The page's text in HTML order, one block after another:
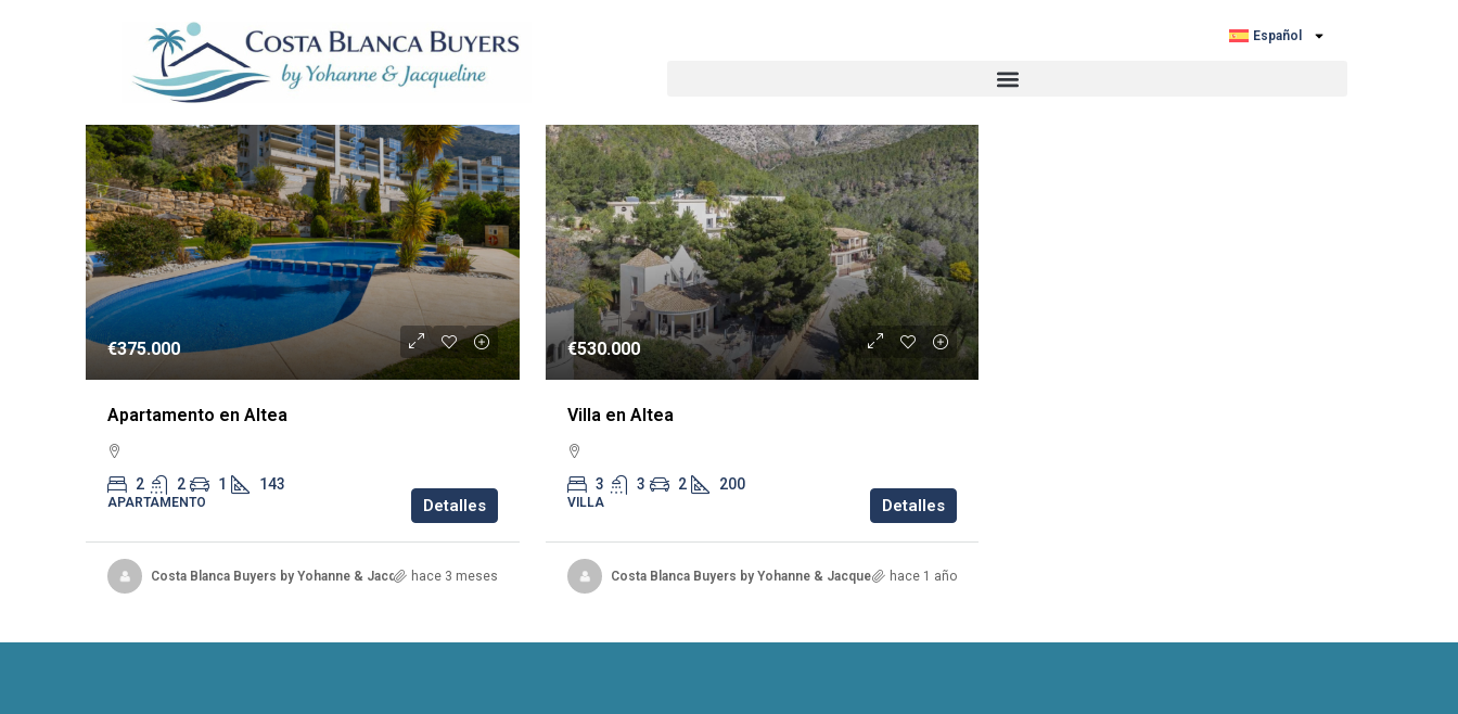
Español
2 Properties
REVENTA
€375.000
Apartamento en Altea
2 2 1 143
APARTAMENTO Detalles
Costa Blanca Buyers by Yohanne & Jacquelinehace 3 meses
€530.000
Villa en Altea
3 3 2 200
VILLA Detalles
Costa Blanca Buyers by Yohanne & Jacquelinehace 1 año